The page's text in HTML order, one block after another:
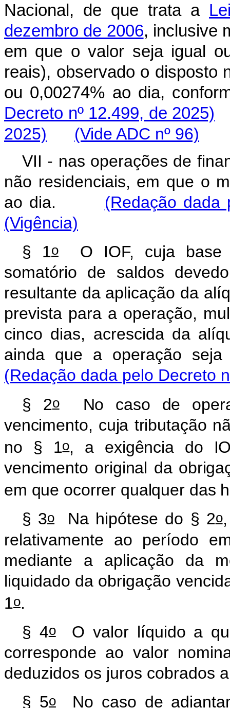
Nacional, de que trata a
dezembro de 2006, inclusive
em que o valor seja igual
reais), observado o disposto
ou 0,00274% ao dia,
Decreto nº 12.499, de 2025)
2025)
(Vide ADC nº 96)
VII - nas operações de
não residenciais, em que o
ao dia. (Redação
(Vigência)
§ 1oO IOF, cuja base
somatório de saldos
resultante da aplicação da
prevista para a operação,
cinco dias, acrescida da
ainda que a operação
(Redação dada pelo Decreto
§ 2oNo caso de
vencimento, cuja tributação
no § 1o, a exigência do
vencimento original da
em que ocorrer qualquer das
§ 3oNa hipótese do § 2o
relativamente ao período
mediante a aplicação da
liquidado da obrigação
1o.
§ 4oO valor líquido a
corresponde ao valor
deduzidos os juros cobrados
§ 5oNo caso de